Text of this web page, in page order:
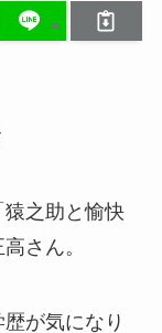
之助と愉快
さん。
が気になり